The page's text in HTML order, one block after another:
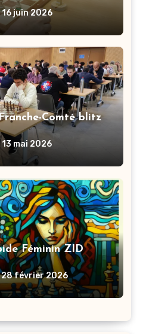
16 juin 2026
Comté blitz
13 mai 2026
Féminin ZID
28 février 2026